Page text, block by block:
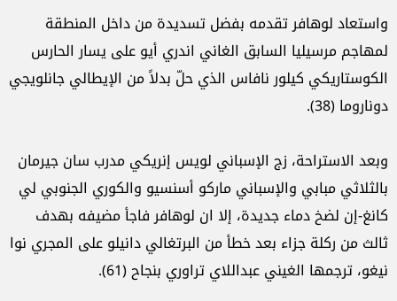
واستعاد لوهافر تقدمه بفضل تسديدة من داخل المنطقة
لمهاجم مرسيليا السابق الغاني اندري أيو على يسار الحارس
الكوستاريكي كيلور نافاس الذي حلّ بدلاً من الإيطالي جانلويجي
دوناروما (38).
وبعد الاستراحة، زج الإسباني لويس إنريكي مدرب سان جيرمان
بالثلاثي مبابي والإسباني ماركو أسنسيو والكوري الجنوبي لي
كانغ-إن لضخ دماء جديدة، إلا ان لوهافر فاجأ مضيفه بهدف
ثالث من ركلة جزاء بعد خطأ من البرتغالي دانيلو على المجري نوا
نيغو، ترجمها الغيني عبداللاي تراوري بنجاح (61).